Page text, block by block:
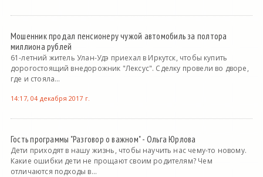
Мошенник продал пенсионеру чужой автомобиль за полтора
миллиона рублей
61-летний житель Улан-Удэ приехал в Иркутск, чтобы купить
дорогостоящий внедорожник "Лексус". Сделку провели во дворе,
где и стояла...
14:17, 04 декабря 2017 г.
Гость программы "Разговор о важном" - Ольга Юрлова
Дети приходят в нашу жизнь, чтобы научить нас чему-то новому.
Какие ошибки дети не прощают своим родителям? Чем
отличаются подходы в...